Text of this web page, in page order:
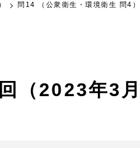
問14 （公衆衛生・環境衛生 問4）
（2023年3月